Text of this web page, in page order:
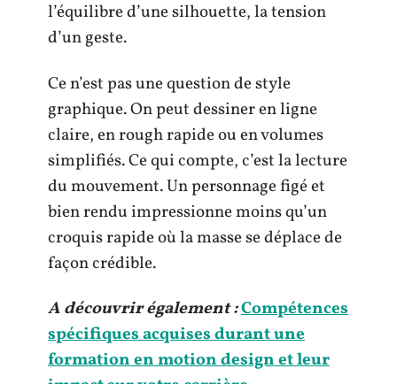
l’équilibre d’une silhouette, la tension
d’un geste.
Ce n’est pas une question de style
graphique. On peut dessiner en ligne
claire, en rough rapide ou en volumes
simplifiés. Ce qui compte, c’est la lecture
du mouvement. Un personnage figé et
bien rendu impressionne moins qu’un
croquis rapide où la masse se déplace de
façon crédible.
A découvrir également :Compétences
spécifiques acquises durant une
formation en motion design et leur